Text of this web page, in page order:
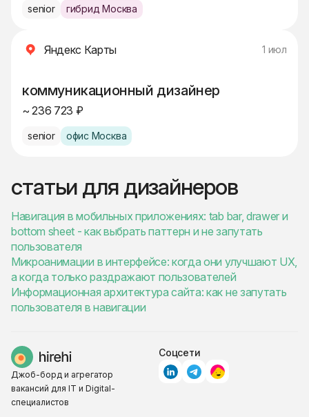
senior гибрид Москва
Яндекс Карты 1 июл
коммуникационный дизайнер
~ 236 723 ₽
senior офис Москва
статьи для дизайнеров
Навигация в мобильных приложениях: tab bar, drawer и
bottom sheet - как выбрать паттерн и не запутать
пользователя
Микроанимации в интерфейсе: когда они улучшают UX,
а когда только раздражают пользователей
Информационная архитектура сайта: как не запутать
пользователя в навигации
Джоб-борд и агрегатор
вакансий для IT и Digital-
специалистов
Соцсети